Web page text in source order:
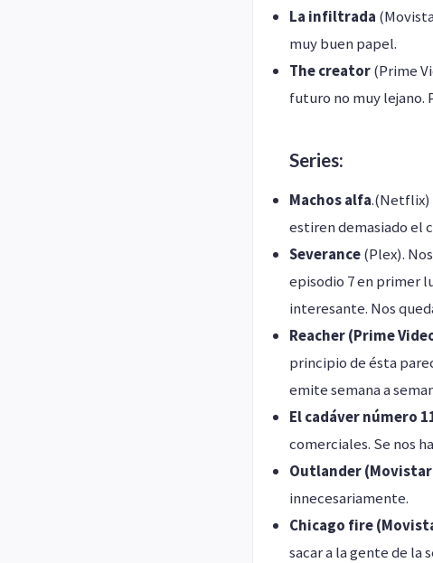
La infiltrada
muy buen papel.
The creator(Prime
futuro no muy lejano.
Series:
Machos alfa.(Netflix)
estiren demasiado el
Severance(Plex).
episodio 7 en primer
interesante. Nos
Reacher (Prime
principio de ésta
emite semana a
El cadáver número
comerciales. Se nos
Outlander
innecesariamente.
Chicago fire
sacar a la gente de la